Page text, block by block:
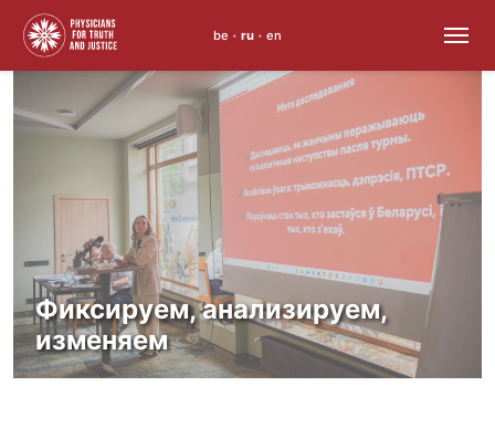
to
content
be • ru • en
Фиксируем, анализируем,
изменяем